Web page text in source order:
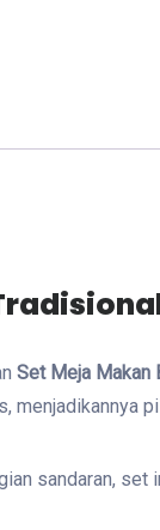
Set Meja Makan
sandaran,